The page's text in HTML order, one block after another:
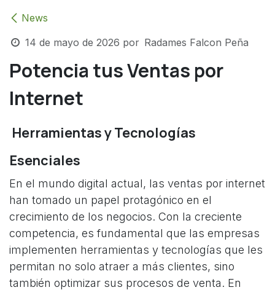
News
14 de mayo de 2026 por Radames Falcon Peña
Potencia tus Ventas por
Internet
Herramientas y Tecnologías
Esenciales
En el mundo digital actual, las ventas por internet
han tomado un papel protagónico en el
crecimiento de los negocios. Con la creciente
competencia, es fundamental que las empresas
implementen herramientas y tecnologías que les
permitan no solo atraer a más clientes, sino
también optimizar sus procesos de venta. En